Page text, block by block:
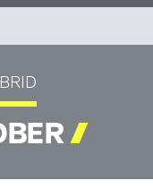
